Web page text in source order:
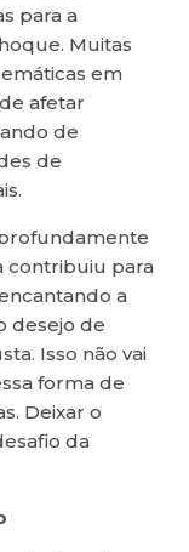
para a
Muitas
em
afetar
de
de
contribuiu para
a
desejo de
Isso não vai
forma de
Deixar o
da